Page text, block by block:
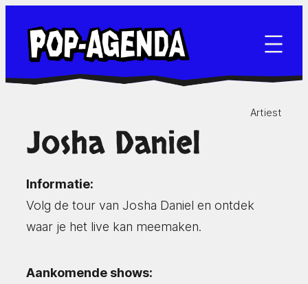
naar
inhoud
Artiest
Josha Daniel
Informatie:
Volg de tour van Josha Daniel en ontdek
waar je het live kan meemaken.
Aankomende shows: